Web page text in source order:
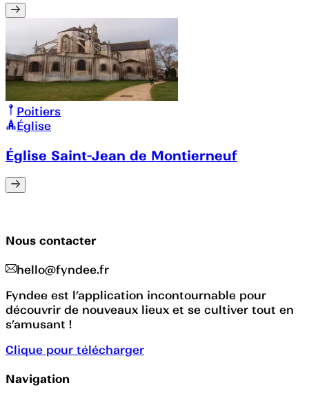
Poitiers
Église
Église Saint-Jean de Montierneuf
Nous contacter
hello@fyndee.fr
Fyndee est l’application incontournable pour
découvrir de nouveaux lieux et se cultiver tout en
s’amusant !
Clique pour télécharger
Navigation